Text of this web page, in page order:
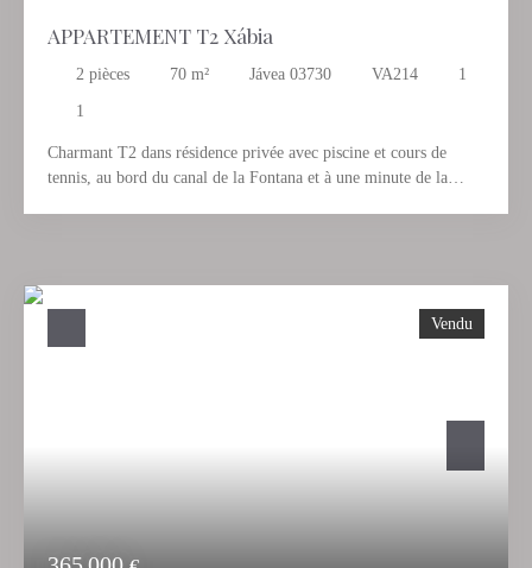
APPARTEMENT T2 Xábia
2 pièces 70 m² Jávea 03730 VA214
1
1
Charmant T2 dans résidence privée avec piscine et cours de
tennis, au bord du canal de la Fontana et à une minute de la
Vendu